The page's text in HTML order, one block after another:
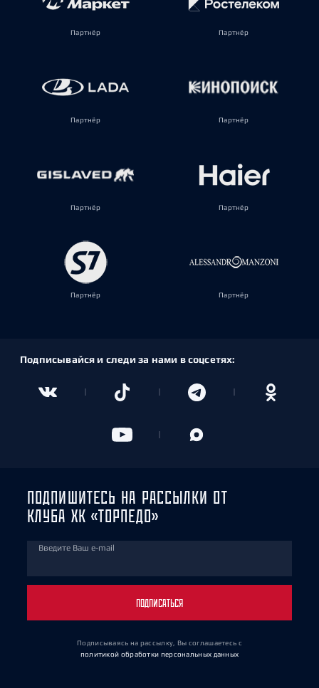
Партнёр Партнёр
Партнёр Партнёр
Партнёр Партнёр
Партнёр Партнёр
Подписывайся и следи за нами в соцсетях:
ПОДПИШИТЕСЬ НА РАССЫЛКИ ОТ
КЛУБА ХК «ТОРПЕДО»
Введите Ваш e-mail
ПОДПИСАТЬСЯ
Подписываясь на рассылку, Вы соглашаетесь с
политикой обработки персональных данных